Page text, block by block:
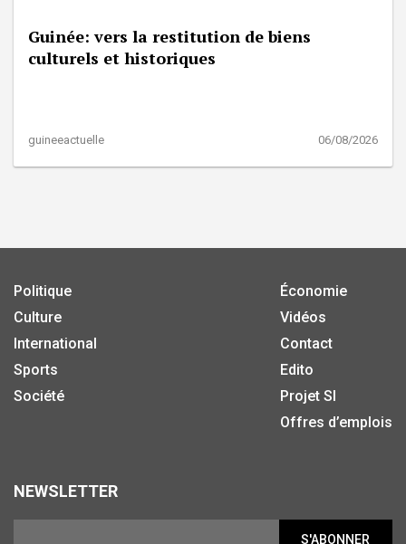
Guinée: vers la restitution de biens
culturels et historiques
guineeactuelle 06/08/2026
Politique
Culture
International
Sports
Société
Économie
Vidéos
Contact
Edito
Projet SI
Offres d’emplois
NEWSLETTER
S'ABONNER